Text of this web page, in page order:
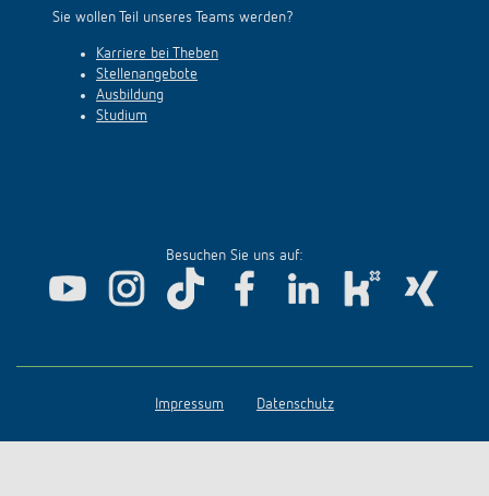
Sie wollen Teil unseres Teams werden?
Karriere bei Theben
Stellenangebote
Ausbildung
Studium
Besuchen Sie uns auf:
Impressum Datenschutz